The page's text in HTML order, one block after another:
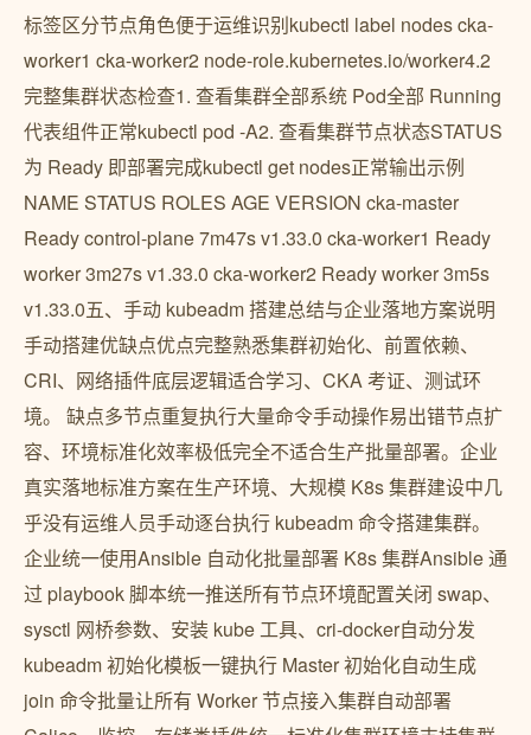
标签区分节点角色便于运维识别kubectl label nodes cka-
worker1 cka-worker2 node-role.kubernetes.io/worker4.2
完整集群状态检查1. 查看集群全部系统 Pod全部 Running
代表组件正常kubectl pod -A2. 查看集群节点状态STATUS
为 Ready 即部署完成kubectl get nodes正常输出示例
NAME STATUS ROLES AGE VERSION cka-master
Ready control-plane 7m47s v1.33.0 cka-worker1 Ready
worker 3m27s v1.33.0 cka-worker2 Ready worker 3m5s
v1.33.0五、手动 kubeadm 搭建总结与企业落地方案说明
手动搭建优缺点优点完整熟悉集群初始化、前置依赖、
CRI、网络插件底层逻辑适合学习、CKA 考证、测试环
境。 缺点多节点重复执行大量命令手动操作易出错节点扩
容、环境标准化效率极低完全不适合生产批量部署。企业
真实落地标准方案在生产环境、大规模 K8s 集群建设中几
乎没有运维人员手动逐台执行 kubeadm 命令搭建集群。
企业统一使用Ansible 自动化批量部署 K8s 集群Ansible 通
过 playbook 脚本统一推送所有节点环境配置关闭 swap、
sysctl 网桥参数、安装 kube 工具、cri-docker自动分发
kubeadm 初始化模板一键执行 Master 初始化自动生成
join 命令批量让所有 Worker 节点接入集群自动部署